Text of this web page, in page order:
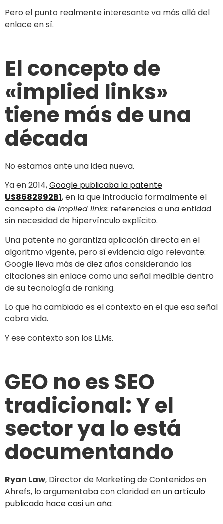
Pero el punto realmente interesante va más allá del
enlace en sí.
El concepto de
«implied links»
tiene más de una
década
No estamos ante una idea nueva.
Ya en 2014,Google publicaba la patente
US8682892B1, en la que introducía formalmente el
concepto deimplied links: referencias a una entidad
sin necesidad de hipervínculo explícito.
Una patente no garantiza aplicación directa en el
algoritmo vigente, pero sí evidencia algo relevante:
Google lleva más de diez años considerando las
citaciones sin enlace como una señal medible dentro
de su tecnología de ranking.
Lo que ha cambiado es el contexto en el que esa señal
cobra vida.
Y ese contexto son los LLMs.
GEO no es SEO
tradicional: Y el
sector ya lo está
documentando
Ryan Law, Director de Marketing de Contenidos en
Ahrefs, lo argumentaba con claridad en unartículo
publicado hace casi un año: